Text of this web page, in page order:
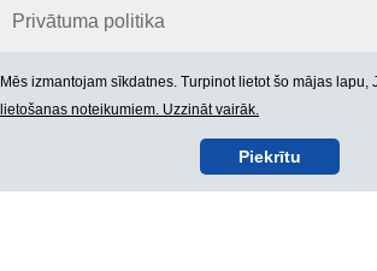
Privātuma politika
Mēs izmantojam sīkdatnes. Turpinot lietot šo mājas lapu,
lietošanas noteikumiem. Uzzināt vairāk.
Piekrītu